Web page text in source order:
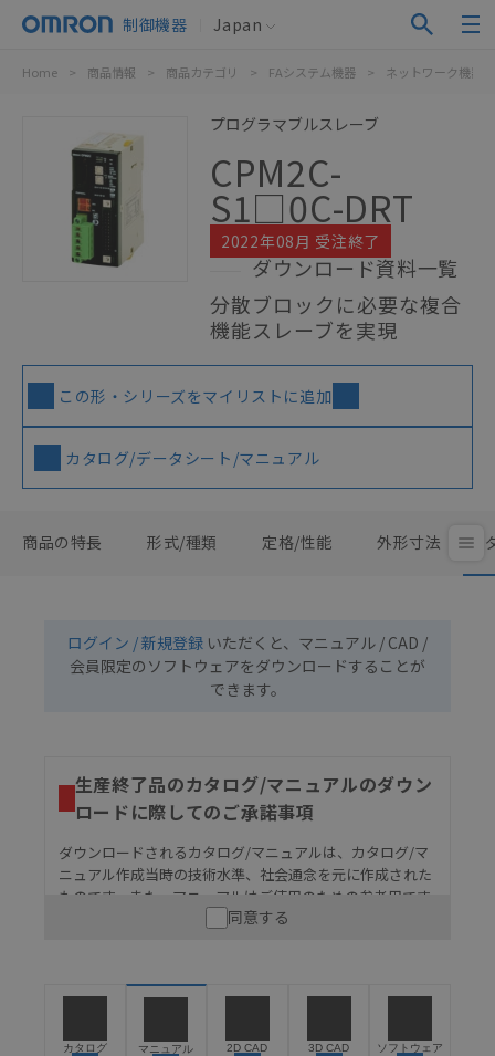
制御機器 Japan
Home > 商品情報 > 商品カテゴリ > FAシステム機器 > ネットワーク機器
プログラマブルスレーブ
CPM2C-
S1□0C-DRT
2022年08月 受注終了
ダウンロード資料一覧
分散ブロックに必要な複合
機能スレーブを実現
この形・シリーズをマイリストに追加
カタログ/データシート/マニュアル
商品の特長 形式/種類 定格/性能 外形寸法
ログイン / 新規登録 いただくと、マニュアル / CAD /
会員限定のソフトウェアをダウンロードすることが
できます。
生産終了品のカタログ/マニュアルのダウン
ロードに際してのご承諾事項
ダウンロードされるカタログ/マニュアルは、カタログ/マ
ニュアル作成当時の技術水準、社会通念を元に作成された
ものです。また、マニュアルはご使用のための参考用です
ので、ご使用にあたっての安全性については十分にご配慮
うな用途に使用される場合には、システム全体として
保できるよう設計されていること、および本製品が全
同意する
カタログ マニュアル 2D CAD 3D CAD ソフトウェア